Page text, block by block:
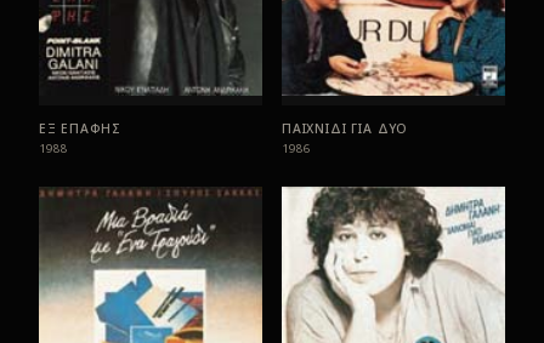
ΕΞ ΕΠΑΦΗΣ
1988
ΠΑΙΧΝΙΔΙ ΓΙΑ ΔΥΟ
1986